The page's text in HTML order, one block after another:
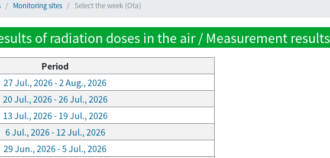
Monitoring sites Select the week (Ota)
of radiation doses in the air / Measurement
Period
27 Jul., 2026 - 2 Aug., 2026
20 Jul., 2026 - 26 Jul., 2026
13 Jul., 2026 - 19 Jul., 2026
6 Jul., 2026 - 12 Jul., 2026
29 Jun., 2026 - 5 Jul., 2026